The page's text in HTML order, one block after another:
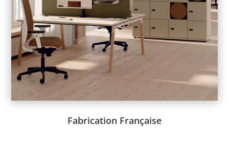
Fabrication Française
Un suivi insuffisant peut causer des frustrations et une
insatisfaction générale.
Avec Arial Diffusion, profitez d’un suivi continu et d’une liaison
directe quelle que soit la phase de votre projet, garantissant la
satisfaction totale de nos clients.
Voir le catalogue ->